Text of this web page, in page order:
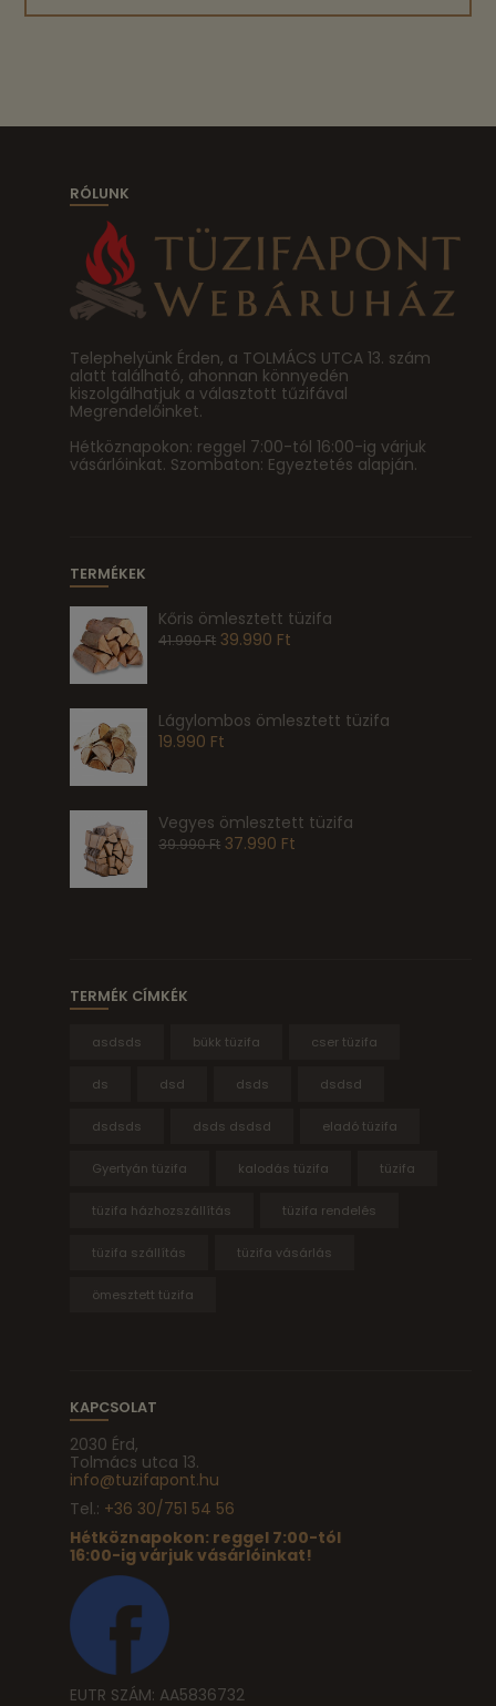
RÓLUNK
Telephelyünk Érden, a TOLMÁCS UTCA 13. szám
alatt található, ahonnan könnyedén
kiszolgálhatjuk a választott tűzifával
Megrendelőinket.
Hétköznapokon: reggel 7:00-tól 16:00-ig várjuk
vásárlóinkat. Szombaton: Egyeztetés alapján.
TERMÉKEK
Kőris ömlesztett tüzifa
41.990Ft 39.990 Ft
Lágylombos ömlesztett tüzifa
19.990 Ft
Vegyes ömlesztett tüzifa
39.990Ft 37.990 Ft
TERMÉK CÍMKÉK
asdsds bükk tüzifa cser tüzifa
ds dsd dsds dsdsd
dsdsds dsds dsdsd eladó tüzifa
Gyertyán tüzifa kalodás tüzifa tüzifa
tüzifa házhozszállítás tüzifa rendelés
tüzifa szállítás tüzifa vásárlás
ömesztett tüzifa
KAPCSOLAT
2030 Érd,
Tolmács utca 13.
info@tuzifapont.hu
Tel.: +36 30/751 54 56
Hétköznapokon: reggel 7:00-tól
16:00-ig várjuk vásárlóinkat!
EUTR SZÁM: AA5836732